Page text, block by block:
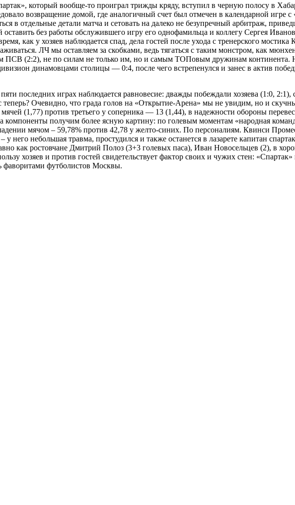
который вообще-то проиграл трижды кряду, вступил в черную полосу в
возвращение домой, где аналогичный счет был отмечен в календарной игре
в отдельные детали матча и сетовать на далеко не безупречный арбитраж,
без работы обслужившего игру его однофамильца и коллегу Сергея
как у хозяев наблюдается спад, дела гостей после ухода с тренерского мостика
ЛЧ мы оставляем за скобками, ведь тягаться с таким монстром, как
ПСВ (2:2), не по силам не только им, но и самым ТОПовым дружинам континента.
динамовцами столицы — 0:4, после чего встрепенулся и занес в актив
последних играх наблюдается равновесие: дважды побеждали хозяева (1:0, 2:1),
Очевидно, что града голов на «Открытие-Арена» мы не увидим, но и
(1,77) против третьего у соперника — 13 (1,44), в надежности обороны
компоненты получим более ясную картину: по голевым моментам «народная
мячом – 59,78% против 42,78 у желто-синих. По персоналиям. Квинси
него небольшая травма, простудился и также останется в лазарете капитан
как ростовчане Дмитрий Полоз (3+3 голевых паса), Иван Новосельцев (2), в
хозяев и против гостей свидетельствует фактор своих и чужих стен: «Спартак»
фаворитами футболистов Москвы.